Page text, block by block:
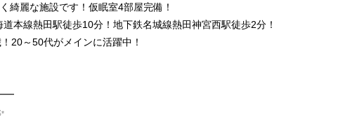
綺麗な施設です！仮眠室4部屋完備！
道本線熱田駅徒歩10分！地下鉄名城線熱田神宮西駅徒歩2分！
20～50代がメインに活躍中！